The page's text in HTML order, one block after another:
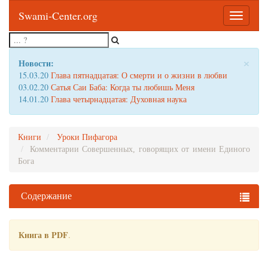
Toggle
Swami-Center.org
×
Новости:
15.03.20 Глава пятнадцатая: О смерти и о жизни в любви
03.02.20 Сатья Саи Баба: Когда ты любишь Меня
14.01.20 Глава четырнадцатая: Духовная наука
Книги
Уроки Пифагора
Комментарии Совершенных, говорящих от имени Единого
Бога
Содержание
Книга в PDF.